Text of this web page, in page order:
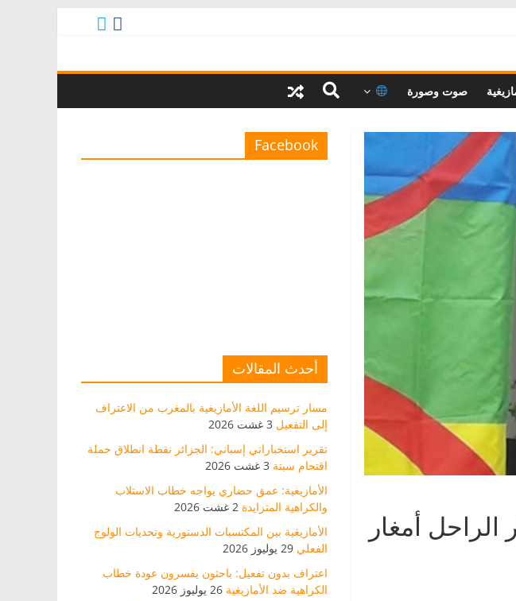
صوت وصورة
الراحل أمغار
Facebook
أحدث المقالات
مسار ترسيم اللغة الأمازيغية بالمغرب من الاعتراف
إلى التفعيل 3 غشت 2026
تقرير استخباراتي إسباني: الجزائر نقطة انطلاق حملة
اقتحام سبتة 3 غشت 2026
الأمازيغية: عمق حضاري يواجه خطاب الاستلاب
والكراهية المتزايدة 2 غشت 2026
الأمازيغية بين المكتسبات الدستورية وتحديات الولوج
الفعلي 29 يوليوز 2026
اعتراف بدون تفعيل: باحثون يفسرون عودة خطاب
الكراهية ضد الأمازيغية 26 يوليوز 2026